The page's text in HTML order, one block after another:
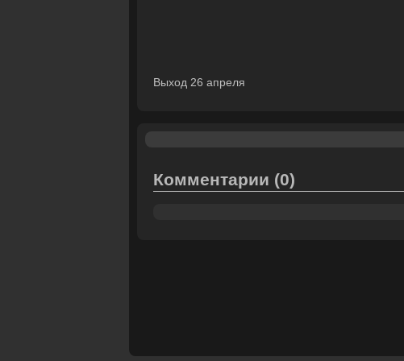
Выход 26 апреля
Комментарии (0)